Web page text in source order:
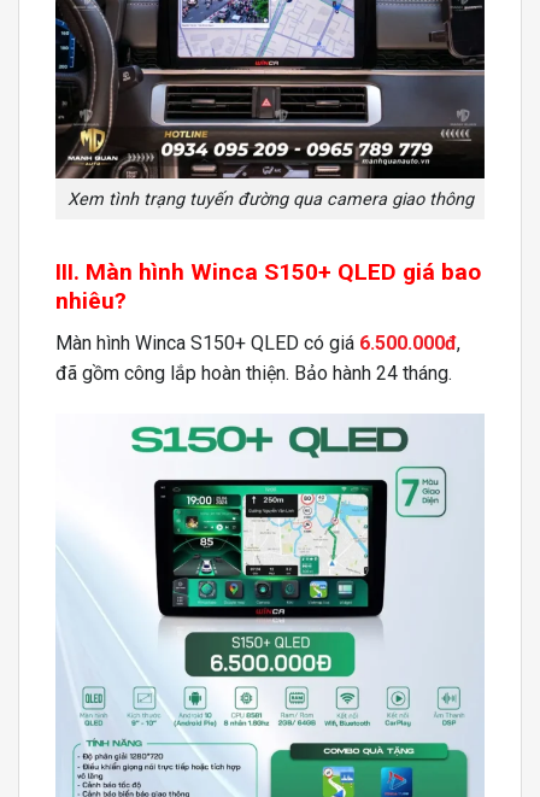
Xem tình trạng tuyến đường qua camera giao thông
III. Màn hình Winca S150+ QLED giá bao
nhiêu?
Màn hình Winca S150+ QLED có giá 6.500.000đ,
đã gồm công lắp hoàn thiện. Bảo hành 24 tháng.